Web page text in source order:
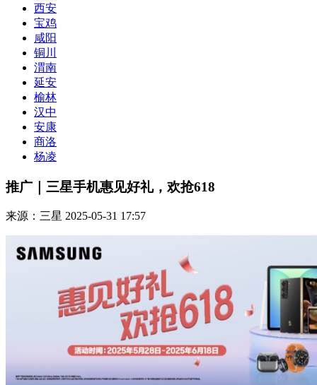
西安
宝鸡
咸阳
铜川
渭南
延安
榆林
汉中
安康
商洛
杨凌
推广｜三星手机惠见好礼，欢抢618
来源：三星 2025-05-31 17:57